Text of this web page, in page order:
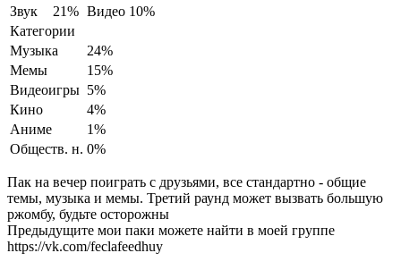
Звук
21% Видео 10%
Категории
Музыка
24%
Мемы
15%
Видеоигры 5%
Кино
4%
Аниме
1%
Обществ. н. 0%
Пак на вечер поиграть с друзьями, все стандартно - общие
темы, музыка и мемы. Третий раунд может вызвать большую
ржомбу, будьте осторожны
Предыдущите мои паки можете найти в моей группе
https://vk.com/feclafeedhuy